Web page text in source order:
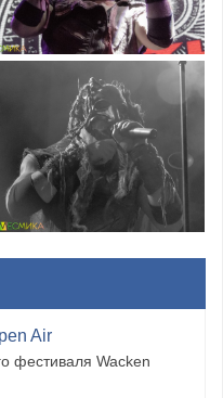
Air
фестиваля Wacken